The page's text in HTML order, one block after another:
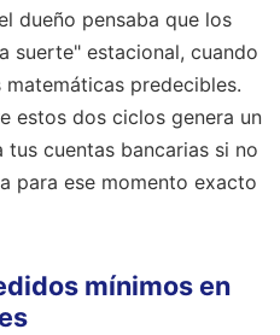
dueño pensaba que los
suerte" estacional, cuando
predecibles.
estos dos ciclos genera un
cuentas bancarias si no
para ese momento exacto
mínimos en